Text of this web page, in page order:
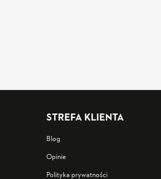
STREFA KLIENTA
Blog
Opinie
Polityka prywatności